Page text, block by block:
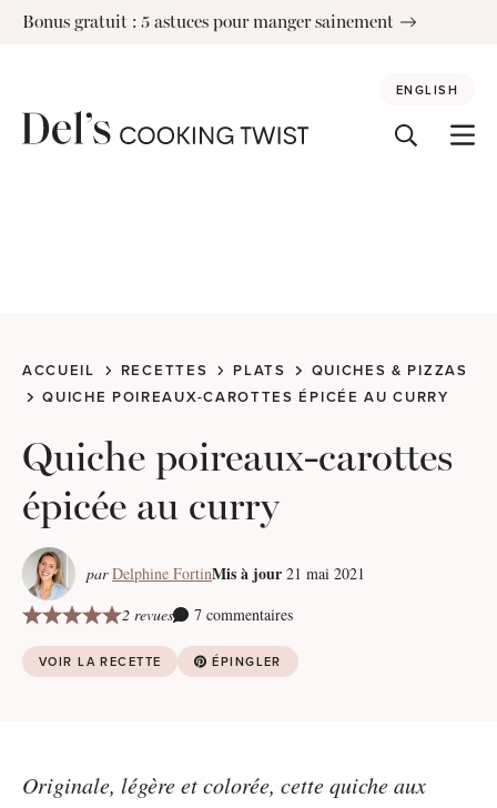
SkipBonus gratuit : 5 astuces pour manger sainement
ENGLISH
ACCUEIL RECETTES PLATS
QUICHES & PIZZAS
QUICHE POIREAUX-CAROTTES ÉPICÉE AU CURRY
Quiche poireaux-carottes
épicée au curry
par Delphine FortinMis à jour 21 mai 2021
2 revues
7 commentaires
VOIR LA RECETTE ÉPINGLER
Originale, légère et colorée, cette quiche aux